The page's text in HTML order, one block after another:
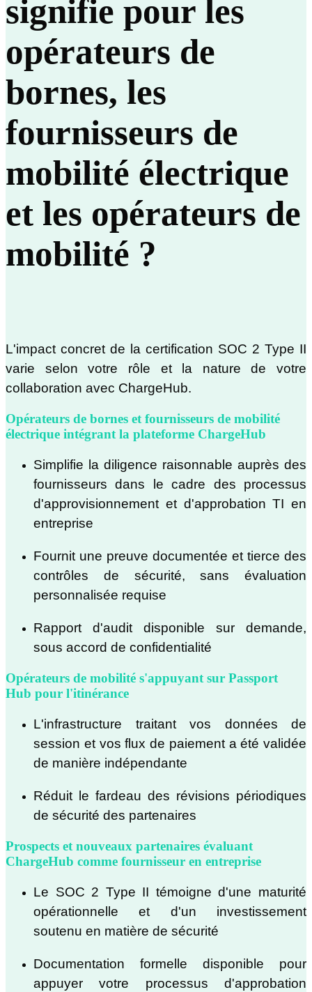
signifie pour les
opérateurs de
bornes, les
fournisseurs de
mobilité électrique
et les opérateurs de
mobilité ?
L'impact concret de la certification SOC 2 Type II
varie selon votre rôle et la nature de votre
collaboration avec ChargeHub.
Opérateurs de bornes et fournisseurs de mobilité
électrique intégrant la plateforme ChargeHub
Simplifie la diligence raisonnable auprès des
fournisseurs dans le cadre des processus
d'approvisionnement et d'approbation TI en
entreprise
Fournit une preuve documentée et tierce des
contrôles de sécurité, sans évaluation
personnalisée requise
Rapport d'audit disponible sur demande,
sous accord de confidentialité
Opérateurs de mobilité s'appuyant sur Passport
Hub pour l'itinérance
L'infrastructure traitant vos données de
session et vos flux de paiement a été validée
de manière indépendante
Réduit le fardeau des révisions périodiques
de sécurité des partenaires
Prospects et nouveaux partenaires évaluant
ChargeHub comme fournisseur en entreprise
Le SOC 2 Type II témoigne d'une maturité
opérationnelle et d'un investissement
soutenu en matière de sécurité
Documentation formelle disponible pour
appuyer votre processus d'approbation